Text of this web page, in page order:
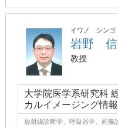
イワノ シンゴ
岩野 信
教授
大学院医学系研究科
カルイメージング情
放射線診断学、呼吸器学、画像